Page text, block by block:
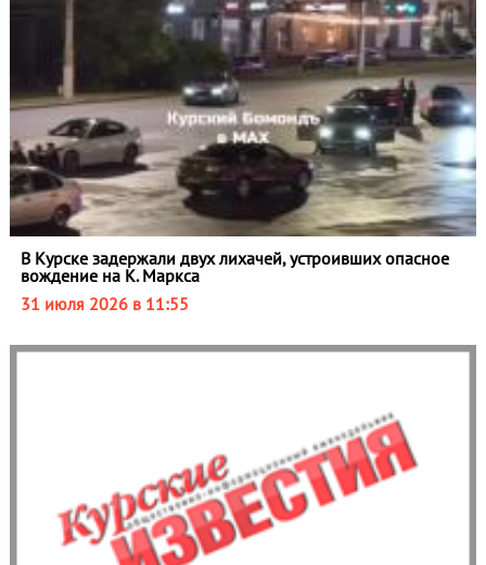
В Курске задержали двух лихачей, устроивших опасное
вождение на К. Маркса
31 июля 2026 в 11:55